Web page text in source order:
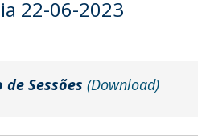
22-06-2023
Sessões (Download)